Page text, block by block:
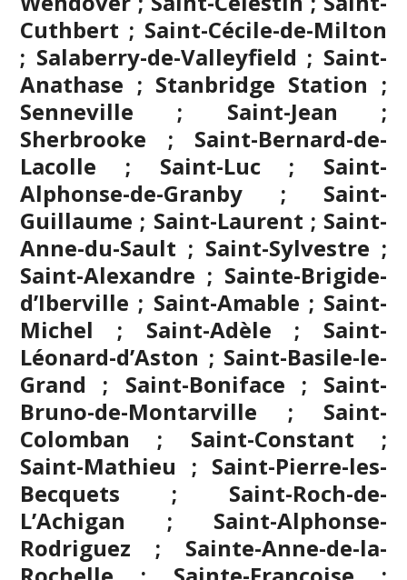
Cuthbert ; Saint-Cécile-de-Milton
; Salaberry-de-Valleyfield ; Saint-
Anathase ; Stanbridge Station ;
Senneville ; Saint-Jean ;
Sherbrooke ; Saint-Bernard-de-
Lacolle ; Saint-Luc ; Saint-
Alphonse-de-Granby ; Saint-
Guillaume ; Saint-Laurent ; Saint-
Anne-du-Sault ; Saint-Sylvestre ;
Saint-Alexandre ; Sainte-Brigide-
d’Iberville ; Saint-Amable ; Saint-
Michel ; Saint-Adèle ; Saint-
Léonard-d’Aston ; Saint-Basile-le-
Grand ; Saint-Boniface ; Saint-
Bruno-de-Montarville ; Saint-
Colomban ; Saint-Constant ;
Saint-Mathieu ; Saint-Pierre-les-
Becquets ; Saint-Roch-de-
L’Achigan ; Saint-Alphonse-
Rodriguez ; Sainte-Anne-de-la-